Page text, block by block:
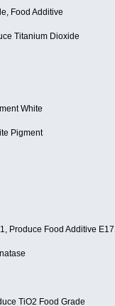
Food Additive
Titanium Dioxide
White
Pigment
Produce Food Additive
TiO2 Food Grade